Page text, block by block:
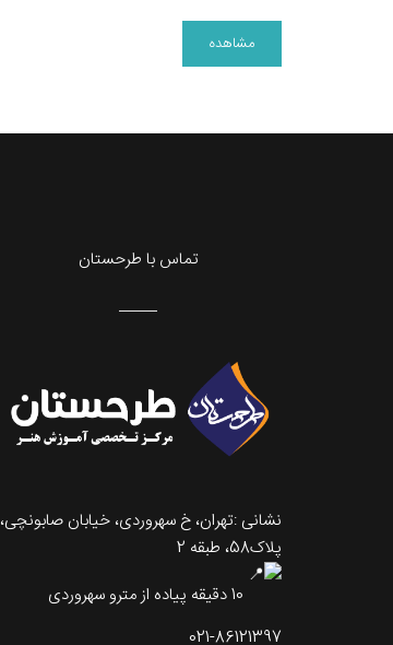
مشاهده
تماس با طرحستان
نشانی :تهران، خ سهروردی، خیابان صابونچی،
پلاک58، طبقه 2
021-86121397